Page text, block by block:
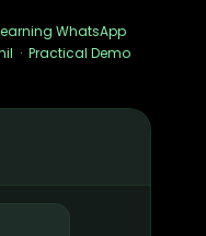
WhatsApp
· Practical Demo